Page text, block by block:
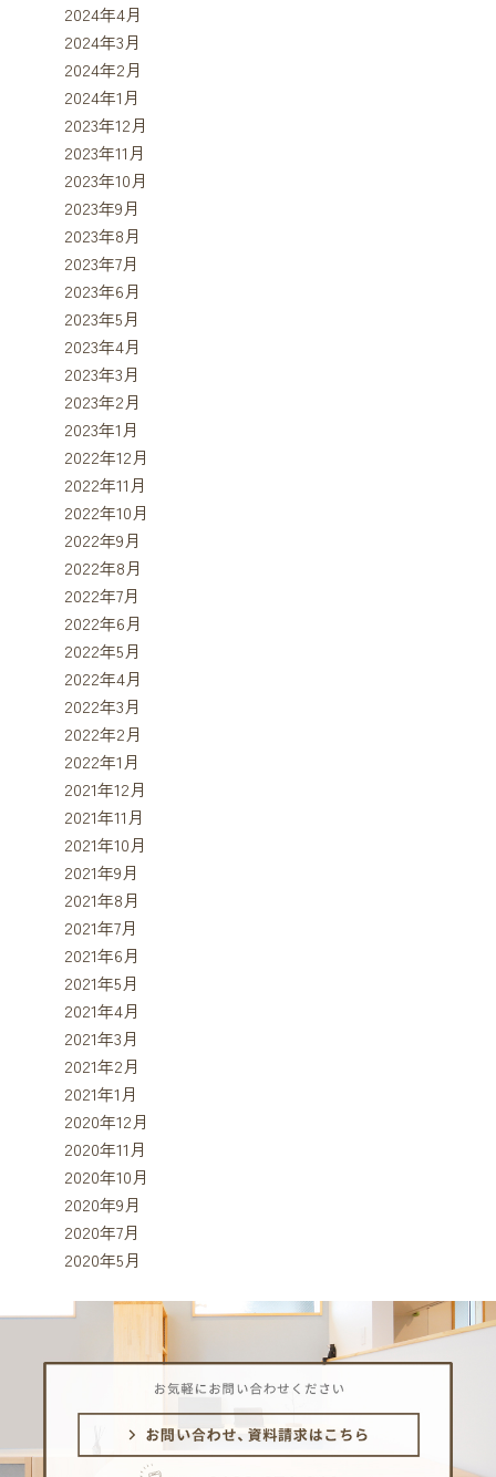
2024年4月
2024年3月
2024年2月
2024年1月
2023年12月
2023年11月
2023年10月
2023年9月
2023年8月
2023年7月
2023年6月
2023年5月
2023年4月
2023年3月
2023年2月
2023年1月
2022年12月
2022年11月
2022年10月
2022年9月
2022年8月
2022年7月
2022年6月
2022年5月
2022年4月
2022年3月
2022年2月
2022年1月
2021年12月
2021年11月
2021年10月
2021年9月
2021年8月
2021年7月
2021年6月
2021年5月
2021年4月
2021年3月
2021年2月
2021年1月
2020年12月
2020年11月
2020年10月
2020年9月
2020年7月
2020年5月